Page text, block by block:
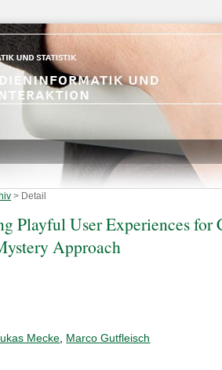
> Detail
Playful User Experiences for
Approach
Mecke Marco Gutfleisch